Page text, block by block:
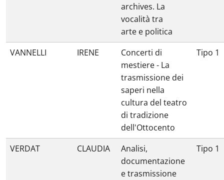
archives. La
vocalità tra
arte e politica
VANNELLI IRENE
Concerti di
mestiere - La
trasmissione dei
saperi nella
cultura del teatro
di tradizione
dell'Ottocento
Tipo 1
VERDAT CLAUDIA
Analisi,
documentazione
e trasmissione
Tipo 1